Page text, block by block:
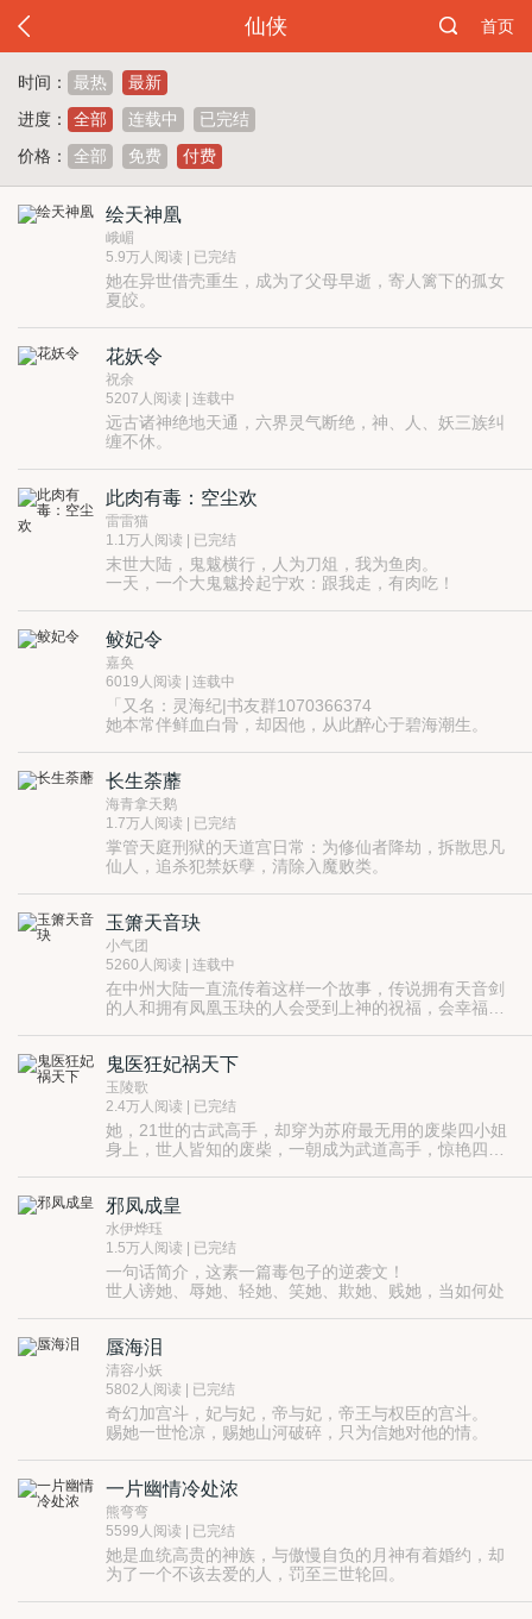
仙侠 首页
时间： 最热
最新
进度：
全部 连载中
已完结
价格：
全部 免费 付费
绘天神凰
峨嵋
5.9万人阅读 | 已完结
她在异世借壳重生，成为了父母早逝，寄人篱下的孤女
夏皎。
偏偏除了她的江爷爷，所有人都认为她弱爆了，就是个
当姬妾宠物的命！
岂有此理！她只是不爱走平常路罢了。
当威风八面的修炼天才有什么意思？她要当修炼天才们
的终结者！
【弱质不弱智，丽质亦励志，山寨成就梦想，吃药创造
辉煌！】
花妖令
祝余
5207人阅读 | 连载中
远古诸神绝地天通，六界灵气断绝，神、人、妖三族纠
缠不休。
凡人求仙问道，妖族贪恋长生，神魔以人妖为棋子，争
夺天道权柄，上演纵横九天六界的爱恨情仇。
花晓月经历千难万险，最终修成正果，和挚爱之人相守
偕老。
大女主一心搞事业，捉妖探险、宗门修炼、废柴逆袭，
奋斗路上跟九天战神谈个初恋。
1v1 he
此肉有毒：空尘欢
雷雷猫
1.1万人阅读 | 已完结
末世大陆，鬼魃横行，人为刀俎，我为鱼肉。
一天，一个大鬼魃拎起宁欢：跟我走，有肉吃！
喵喵的，原来是以“肉”换肉！
几天后，某欢跟对头跑了，大鬼魃逮回她，狂怒：你不
想吃肉了吗？
宁欢吼：是不让你吃！老子有毒，你也吃？
大鬼魃冷笑：本君百毒不侵，不信今晚就大战三百合。
于是那夜，她变成了他的妻。
从此，宁欢过上了日日吃肉的幸福日子……
……
前方高能预警：此“肉”有毒，生人回避，死鬼闪开！
半死不活的么……敢问阁下，您是欲生、还是欲死呢？
鲛妃令
嘉奂
6019人阅读 | 连载中
「又名：灵海纪|书友群1070366374
她本常伴鲜血白骨，却因他，从此醉心于碧海潮生。
身旁。
愿君安，共赏庭前雪，共渡苦情海，共赴人间宴。」
长生荼蘼
海青拿天鹅
1.7万人阅读 | 已完结
掌管天庭刑狱的天道宫日常：为修仙者降劫，拆散思凡
仙人，追杀犯禁妖孽，清除入魔败类。
上天庭偷窥传说中靓绝三界的神君元光……可惜身边有
个罚下天道宫镇狱的暴躁灭世神二代白凛拖后腿。
白凛：不能渡，渡不了，告辞！
荼蘼：施主留步，本人可代理渡劫，一千灵金一次，两
次八折，多买多得……
八面玲珑财迷半仙vs玻璃心暴躁神二代
天庭废柴人间强者女主vs天庭杀神人间萌宠男主
欢脱仙侠1V1
玉箫天音玦
小气团
5260人阅读 | 连载中
在中州大陆一直流传着这样一个故事，传说拥有天音剑
的人和拥有凤凰玉玦的人会受到上神的祝福，会幸福的
又将会面临怎样的抉择？
鬼医狂妃祸天下
玉陵歌
2.4万人阅读 | 已完结
她，21世的古武高手，却穿为苏府最无用的废柴四小姐
身上，世人皆知的废柴，一朝成为武道高手，惊艳四
到擒来，却不料遭到意外。
不愿意给吗？正好，那就连人带物一起收了！
邪凤成皇
水伊烨珏
1.5万人阅读 | 已完结
一句话简介，这素一篇毒包子的逆袭文！
世人谤她、辱她、轻她、笑她、欺她、贱她，当如何处
他。待得功成，定弄死他！
蜃海泪
清容小妖
5802人阅读 | 已完结
奇幻加宫斗，妃与妃，帝与妃，帝王与权臣的宫斗。
赐她一世怆凉，赐她山河破碎，只为信她对他的情。
比较残忍虐心又热血的故事」
一片幽情冷处浓
熊弯弯
5599人阅读 | 已完结
她是血统高贵的神族，与傲慢自负的月神有着婚约，却
为了一个不该去爱的人，罚至三世轮回。